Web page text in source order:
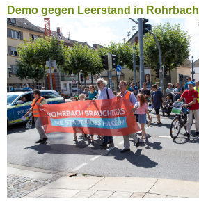
Demo gegen Leerstand in Rohrbach